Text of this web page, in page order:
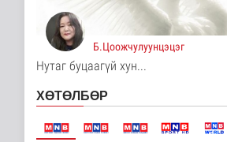
Цагдаагийн
байгууллагын 102
тусгай дугаарт гэмт ..
Нийгэм 7 цагийн өмнө
амжилттай зохи..
Cпорт
Б.Цоожчулуунцэцэг
Нутаг буцаагүй хун...
ХӨТӨЛБӨР